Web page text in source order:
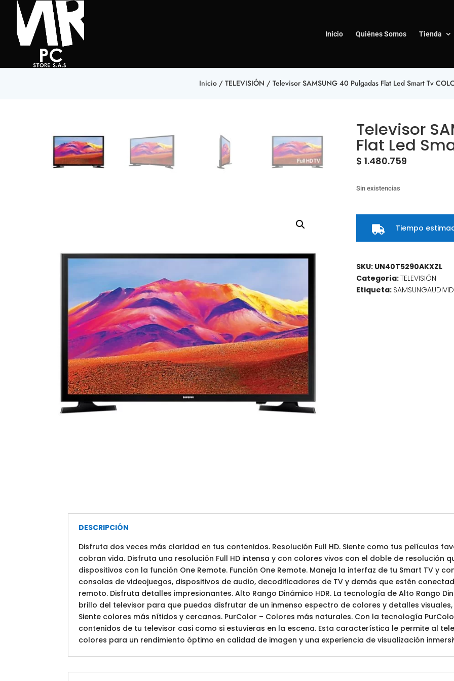
Inicio Quiénes Somos Tienda
Inicio / TELEVISIÓN / Televisor SAMSUNG 40 Pulgadas Flat Led Smart Tv
Televisor
Flat Led
$ 1.480.759
Sin existencias
 Tiempo
SKU: UN40T5290AKXZL
Categoría:TELEVISIÓN
Etiqueta:
DESCRIPCIÓN
Disfruta dos veces más claridad en tus contenidos. Resolución Full HD. Siente como tus películas
cobran vida. Disfruta una resolución Full HD intensa y con colores vivos con el doble de resolución
dispositivos con la función One Remote. Función One Remote. Maneja la interfaz de tu Smart TV y
consolas de videojuegos, dispositivos de audio, decodificadores de TV y demás que estén
remoto. Disfruta detalles impresionantes. Alto Rango Dinámico HDR. La tecnología de Alto Rango
brillo del televisor para que puedas disfrutar de un inmenso espectro de colores y detalles
Siente colores más nítidos y cercanos. PurColor – Colores más naturales. Con la tecnología
contenidos de tu televisor casi como si estuvieras en la escena. Esta característica le permite al
colores para un rendimiento óptimo en calidad de imagen y una experiencia de visualización